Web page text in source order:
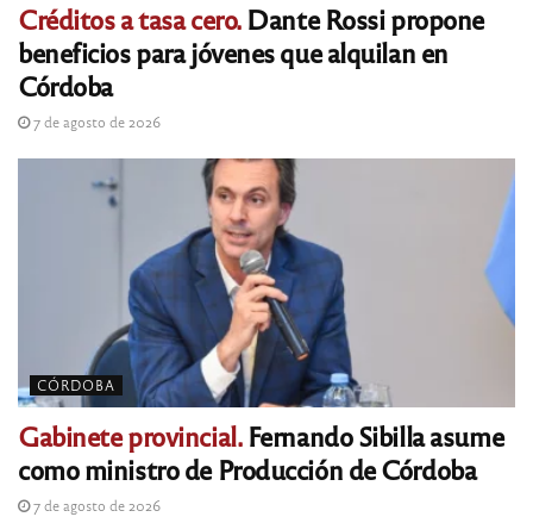
Créditos a tasa cero.Dante Rossi propone
beneficios para jóvenes que alquilan en
Córdoba
7 de agosto de 2026
CÓRDOBA
Gabinete provincial.Fernando Sibilla asume
como ministro de Producción de Córdoba
7 de agosto de 2026